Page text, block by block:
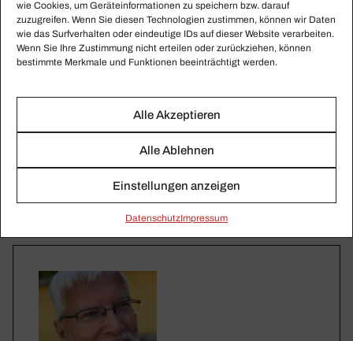
wie Cookies, um Geräteinformationen zu speichern bzw. darauf
zuzugreifen. Wenn Sie diesen Technologien zustimmen, können wir Daten
wie das Surfverhalten oder eindeutige IDs auf dieser Website verarbeiten.
Wenn Sie Ihre Zustimmung nicht erteilen oder zurückziehen, können
bestimmte Merkmale und Funktionen beeinträchtigt werden.
Alle Akzeptieren
Alle Ablehnen
Einstellungen anzeigen
Daten­schutzImpressum